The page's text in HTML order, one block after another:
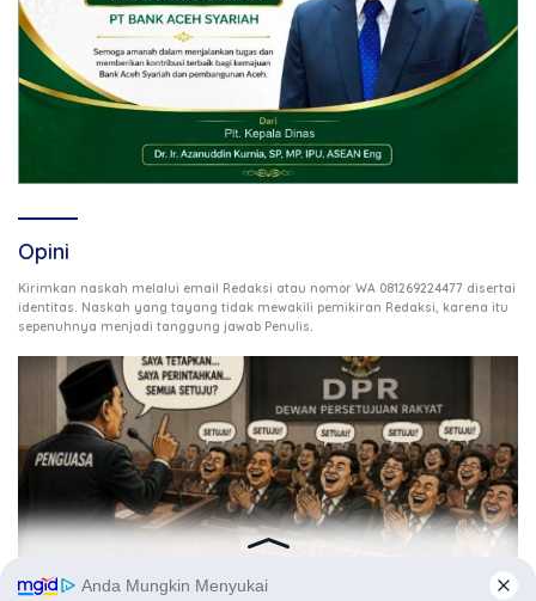
Opini
Kirimkan naskah melalui email Redaksi atau nomor WA 081269224477 disertai
identitas. Naskah yang tayang tidak mewakili pemikiran Redaksi, karena itu
sepenuhnya menjadi tanggung jawab Penulis